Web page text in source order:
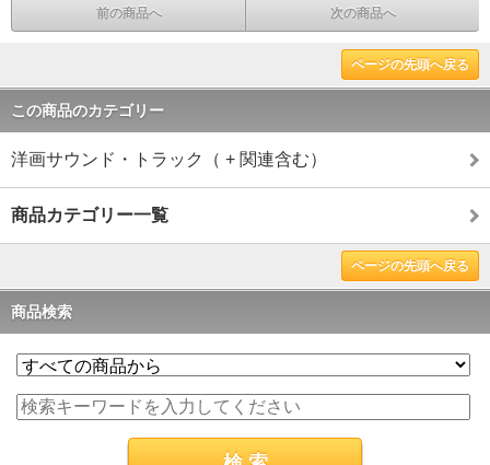
前の商品へ 次の商品へ
ページの先頭へ戻る
この商品のカテゴリー
洋画サウンド・トラック（ + 関連含む）
商品カテゴリー一覧
ページの先頭へ戻る
商品検索